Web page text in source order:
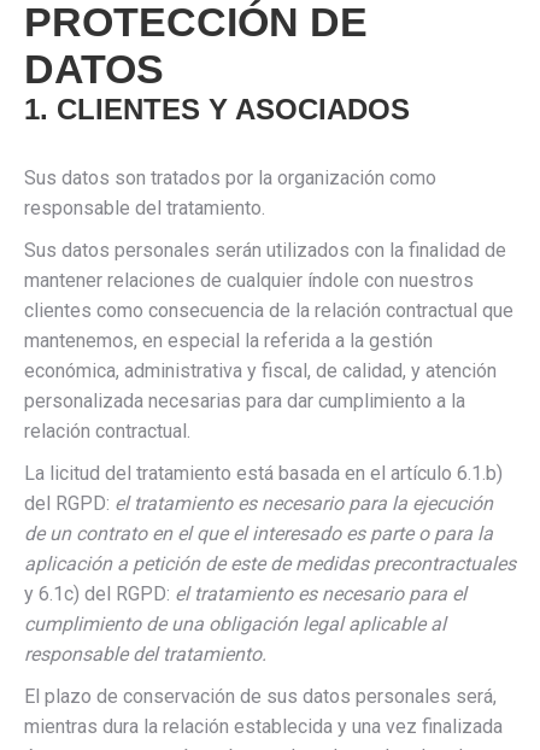
PROTECCIÓN DE
DATOS
1. CLIENTES Y ASOCIADOS
Sus datos son tratados por la organización como
responsable del tratamiento.
Sus datos personales serán utilizados con la finalidad de
mantener relaciones de cualquier índole con nuestros
clientes como consecuencia de la relación contractual que
mantenemos, en especial la referida a la gestión
económica, administrativa y fiscal, de calidad, y atención
personalizada necesarias para dar cumplimiento a la
relación contractual.
La licitud del tratamiento está basada en el artículo 6.1.b)
del RGPD: el tratamiento es necesario para la ejecución
de un contrato en el que el interesado es parte o para la
aplicación a petición de este de medidas precontractuales
y 6.1c) del RGPD: el tratamiento es necesario para el
cumplimiento de una obligación legal aplicable al
responsable del tratamiento.
El plazo de conservación de sus datos personales será,
mientras dura la relación establecida y una vez finalizada